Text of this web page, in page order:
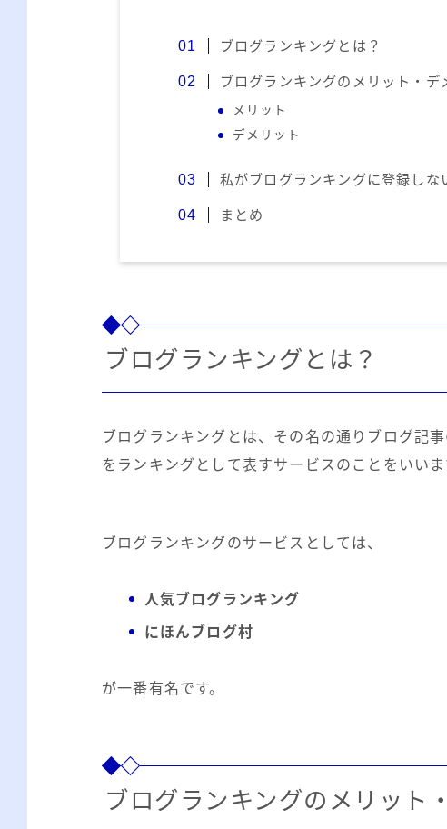
ブログランキングとは？
ブログランキングのメリット・デ
メリット
デメリット
私がブログランキングに登録しな
まとめ
ブログランキングとは？
ブログランキングとは、その名の通りブログ記
をランキングとして表すサービスのことをいいま
ブログランキングのサービスとしては、
人気ブログランキング
にほんブログ村
が一番有名です。
ブログランキングのメリット